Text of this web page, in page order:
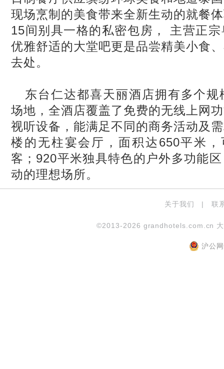
现场烹制的美食带来全新生动的就餐
15间别具一格的私密包房，
主营正
优雅舒适的大堂吧更是品尝精美小食
去处。
东台仁达都喜天丽酒店拥有多个
场地，全酒店覆盖了免费的无线上网
视听设备，能满足不同的商务活动及
楼的无柱宴会厅，面积达650平米
客； 920平米独具特色的户外多功能
动的理想场所。
关于我们 | 联
©2013-2026 grandhotels.com.cn
沪公